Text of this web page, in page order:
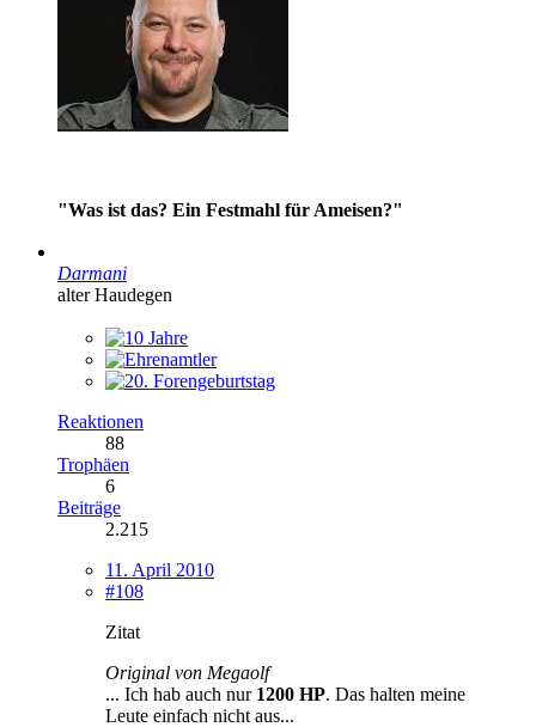
"Was ist das? Ein Festmahl für Ameisen?"
Darmani
alter Haudegen
Reaktionen
88
Trophäen
6
Beiträge
2.215
11. April 2010
#108
Zitat
Original von Megaolf
... Ich hab auch nur 1200 HP. Das halten meine
Leute einfach nicht aus...